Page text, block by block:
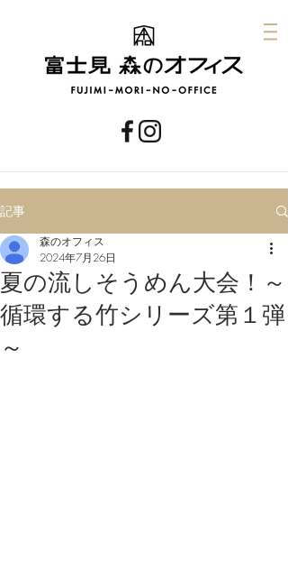
記事
夏の流しそうめん大会！～
循環する竹シリーズ第１弾
～
森のオフィス
2024年7月26日